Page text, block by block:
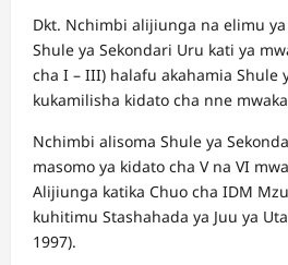
Dkt. Nchimbi alijiunga na elimu
Shule ya Sekondari Uru kati ya
cha I – III) halafu akahamia Shule
kukamilisha kidato cha nne
Nchimbi alisoma Shule ya
masomo ya kidato cha V na VI
Alijiunga katika Chuo cha IDM
kuhitimu Stashahada ya Juu ya
1997).